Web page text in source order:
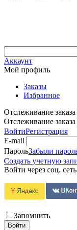
Аккаунт
Мой профиль
Заказы
Избранное
Отслеживание заказа
Отслеживание заказа
ВойтиРегистрация
E-mail
ПарольЗабыли
Создать учетную
Войти через соц.
Запомнить
Войти